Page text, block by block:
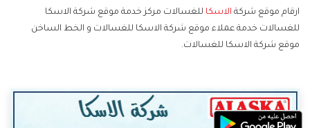
ارقام موقع شركة الاسكا للغسالات مركز خدمة موقع شركة الاسكا
للغسالات خدمة عملاء موقع شركة الاسكا للغسالات و الخط الساخن
موقع شركة الاسكا للغسالات.